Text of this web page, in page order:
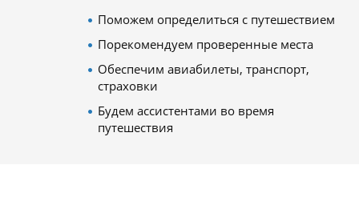
Поможем определиться с путешествием
Порекомендуем проверенные места
Обеспечим авиабилеты, транспорт,
страховки
Будем ассистентами во время
путешествия